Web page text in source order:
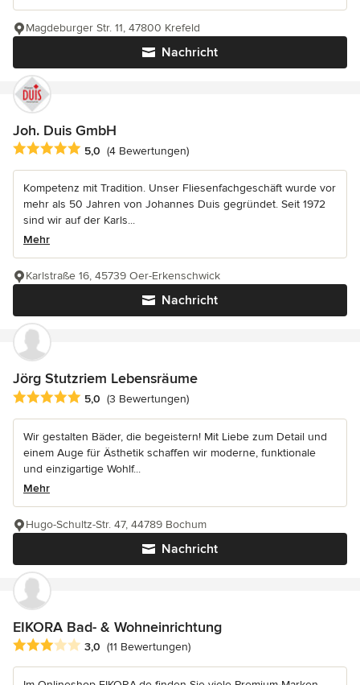
Nachricht
Magdeburger Str. 11, 47800 Krefeld
Joh. Duis GmbH
Durchschnittliche Bewertung: 5 von 5 Sternen
5,0 (4 Bewertungen)
Kompetenz mit Tradition. Unser Fliesenfachgeschäft wurde vor
mehr als 50 Jahren von Johannes Duis gegründet. Seit 1972
sind wir auf der Karls...
Mehr
Nachricht
Karlstraße 16, 45739 Oer-Erkenschwick
Jörg Stutzriem Lebensräume
Durchschnittliche Bewertung: 5 von 5 Sternen
5,0 (3 Bewertungen)
Wir gestalten Bäder, die begeistern! Mit Liebe zum Detail und
einem Auge für Ästhetik schaffen wir moderne, funktionale
und einzigartige Wohlf...
Mehr
Nachricht
Hugo-Schultz-Str. 47, 44789 Bochum
EIKORA Bad- & Wohneinrichtung
Durchschnittliche Bewertung: 3 von 5 Sternen
3,0 (11 Bewertungen)